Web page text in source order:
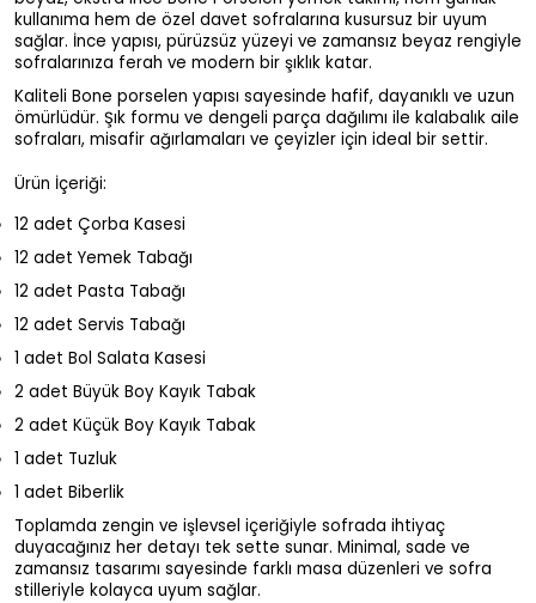
kullanıma hem de özel davet sofralarına kusursuz bir uyum
sağlar. İnce yapısı, pürüzsüz yüzeyi ve zamansız beyaz rengiyle
sofralarınıza ferah ve modern bir şıklık katar.
Kaliteli Bone porselen yapısı sayesinde hafif, dayanıklı ve uzun
ömürlüdür. Şık formu ve dengeli parça dağılımı ile kalabalık aile
sofraları, misafir ağırlamaları ve çeyizler için ideal bir settir.
Ürün İçeriği:
12 adet Çorba Kasesi
12 adet Yemek Tabağı
12 adet Pasta Tabağı
12 adet Servis Tabağı
1 adet Bol Salata Kasesi
2 adet Büyük Boy Kayık Tabak
2 adet Küçük Boy Kayık Tabak
1 adet Tuzluk
1 adet Biberlik
Toplamda zengin ve işlevsel içeriğiyle sofrada ihtiyaç
duyacağınız her detayı tek sette sunar. Minimal, sade ve
zamansız tasarımı sayesinde farklı masa düzenleri ve sofra
stilleriyle kolayca uyum sağlar.